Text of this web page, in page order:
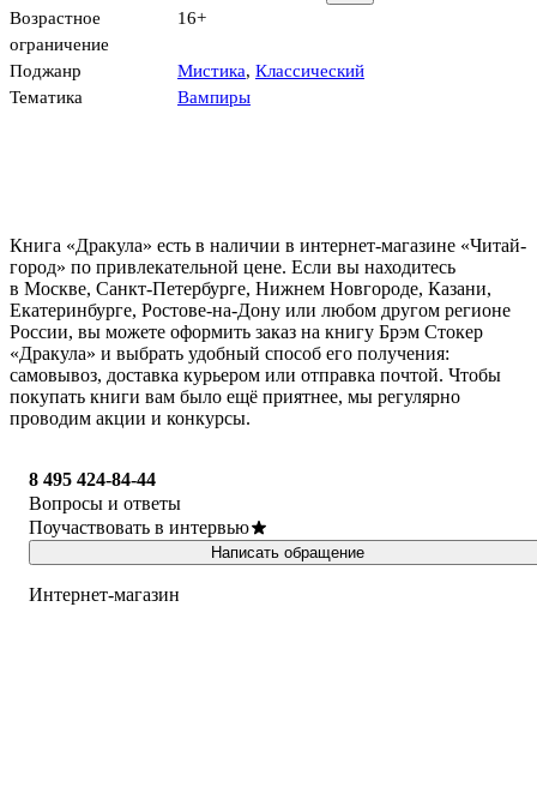
Возрастное
ограничение
16+
Поджанр Мистика, Классический
Тематика
Вампиры
Книга «Дракула» есть в наличии в интернет-магазине «Читай-
город» по привлекательной цене. Если вы находитесь
в Москве, Санкт-Петербурге, Нижнем Новгороде, Казани,
Екатеринбурге, Ростове-на-Дону или любом другом регионе
России, вы можете оформить заказ на книгу Брэм Стокер
«Дракула» и выбрать удобный способ его получения:
самовывоз, доставка курьером или отправка почтой. Чтобы
покупать книги вам было ещё приятнее, мы регулярно
проводим акции и конкурсы.
8 495 424-84-44
Вопросы и ответы
Поучаствовать в интервью
Написать обращение
Интернет-магазин